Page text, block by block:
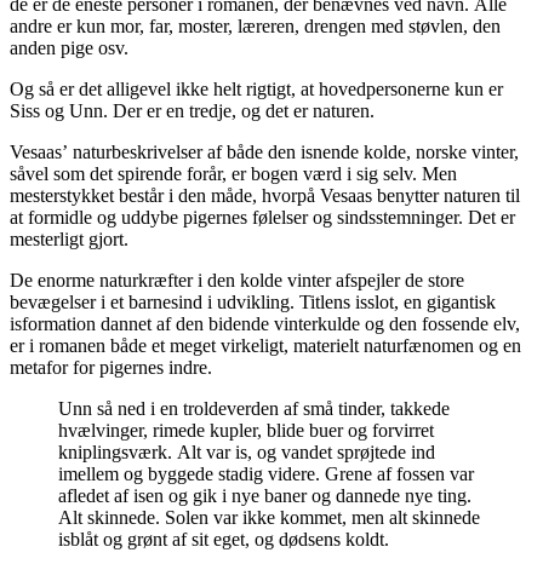
andre er kun mor, far, moster, læreren, drengen med støvlen, den
anden pige osv.
Og så er det alligevel ikke helt rigtigt, at hovedpersonerne kun er
Siss og Unn. Der er en tredje, og det er naturen.
Vesaas’ naturbeskrivelser af både den isnende kolde, norske vinter,
såvel som det spirende forår, er bogen værd i sig selv. Men
mesterstykket består i den måde, hvorpå Vesaas benytter naturen til
at formidle og uddybe pigernes følelser og sindsstemninger. Det er
mesterligt gjort.
De enorme naturkræfter i den kolde vinter afspejler de store
bevægelser i et barnesind i udvikling. Titlens isslot, en gigantisk
isformation dannet af den bidende vinterkulde og den fossende elv,
er i romanen både et meget virkeligt, materielt naturfænomen og en
metafor for pigernes indre.
Unn så ned i en troldeverden af små tinder, takkede
hvælvinger, rimede kupler, blide buer og forvirret
kniplingsværk. Alt var is, og vandet sprøjtede ind
imellem og byggede stadig videre. Grene af fossen var
afledet af isen og gik i nye baner og dannede nye ting.
Alt skinnede. Solen var ikke kommet, men alt skinnede
isblåt og grønt af sit eget, og dødsens koldt.